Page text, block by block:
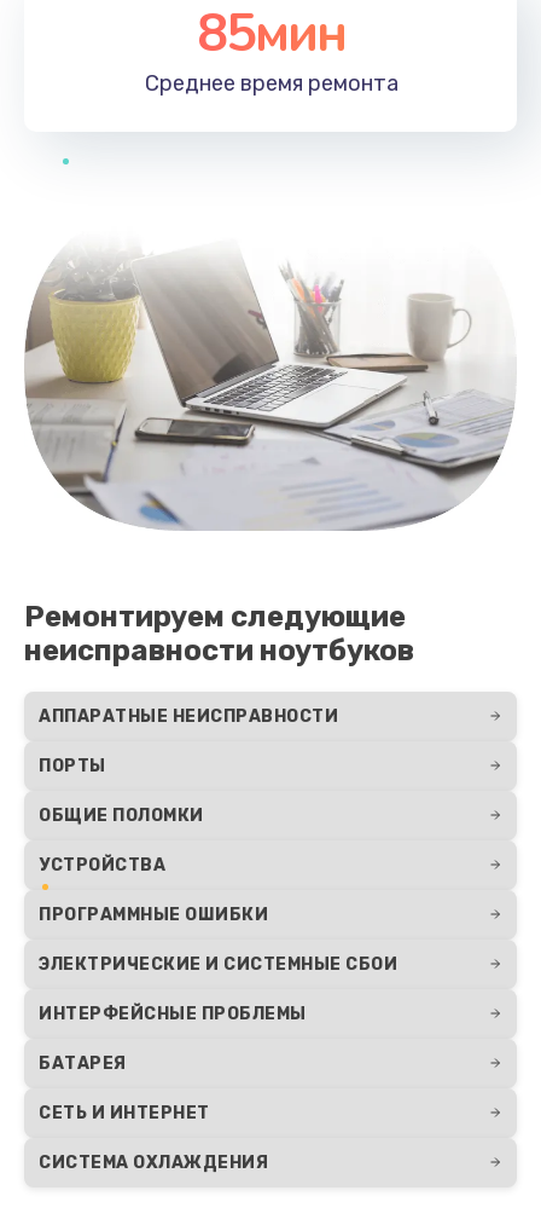
85мин
Среднее время ремонта
Ремонтируем следующие
неисправности ноутбуков
АППАРАТНЫЕ НЕИСПРАВНОСТИ
ПОРТЫ
ОБЩИЕ ПОЛОМКИ
УСТРОЙСТВА
ПРОГРАММНЫЕ ОШИБКИ
ЭЛЕКТРИЧЕСКИЕ И СИСТЕМНЫЕ СБОИ
ИНТЕРФЕЙСНЫЕ ПРОБЛЕМЫ
БАТАРЕЯ
СЕТЬ И ИНТЕРНЕТ
СИСТЕМА ОХЛАЖДЕНИЯ